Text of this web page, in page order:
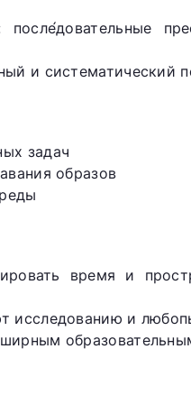
и систематический
задач
образов
время и
исследованию и